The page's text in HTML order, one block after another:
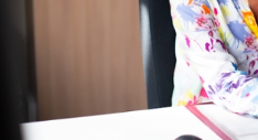
Leichte Sprache
Gebärdensprache